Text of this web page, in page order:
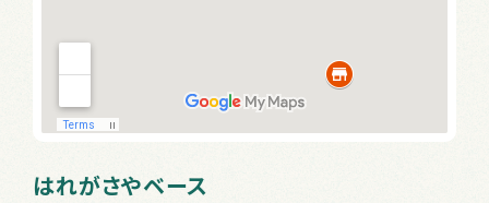
はれがさやベース